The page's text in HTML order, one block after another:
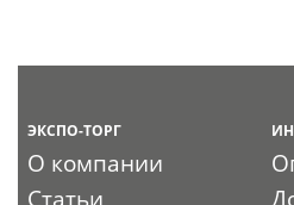
ЭКСПО-ТОРГ
О компании
Статьи